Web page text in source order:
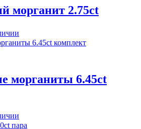
морганит 2.75ct
морганиты 6.45ct